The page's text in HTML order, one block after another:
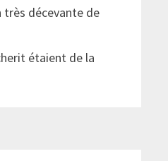
très décevante de
étaient de la